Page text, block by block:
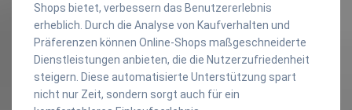
Shops bietet, verbessern das Benutzererlebnis
erheblich. Durch die Analyse von Kaufverhalten und
Präferenzen können Online-Shops maßgeschneiderte
Dienstleistungen anbieten, die die Nutzerzufriedenheit
steigern. Diese automatisierte Unterstützung spart
nicht nur Zeit, sondern sorgt auch für ein